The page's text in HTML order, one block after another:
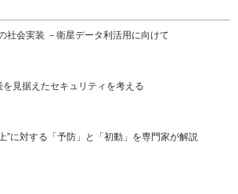
社会実装 －衛星データ利活用に向けて
を見据えたセキュリティを考える
”に対する「予防」と「初動」を専門家が解説